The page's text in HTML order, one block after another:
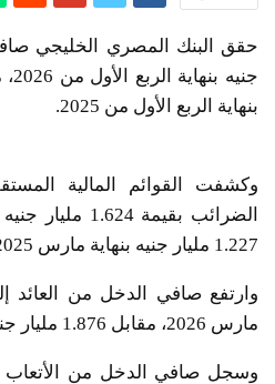
بنهاية الربع الأول من 2025.
وكشفت القوائم المالية
1.227 مليار جنيه بنهاية مارس 2025.
مارس 2026، مقابل 1.876 مليار جنيه بنهاية مارس 2025.